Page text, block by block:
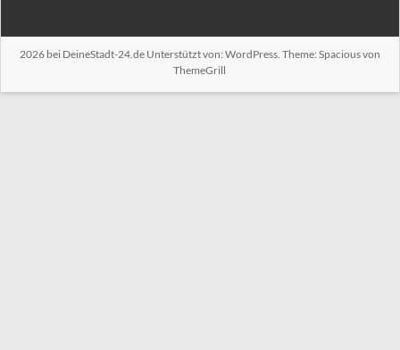
2026 bei DeineStadt-24.deUnterstützt von: WordPress. Theme: Spacious von
ThemeGrill